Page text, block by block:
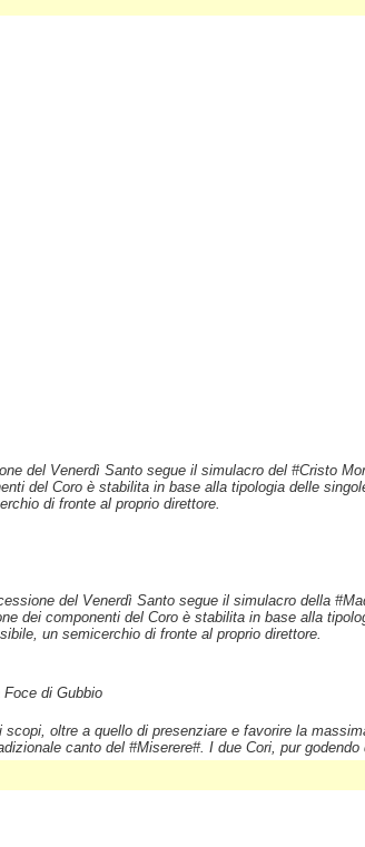
del Venerdì Santo segue il simulacro del #Cristo
del Coro è stabilita in base alla tipologia delle
di fronte al proprio direttore.
del Venerdì Santo segue il simulacro della
dei componenti del Coro è stabilita in base alla
un semicerchio di fronte al proprio direttore.
Foce di Gubbio
oltre a quello di presenziare e favorire la
canto del #Miserere#. I due Cori, pur